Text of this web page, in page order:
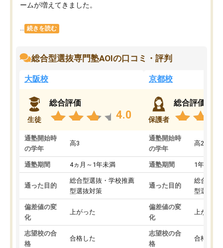
ームが増えてきました。
続きを読む
総合型選抜専門塾AOIの口コミ・評判
大阪校
生徒
総合評価
4.0
通塾開始時
の学年
高3
通塾期間 4ヵ月～1年未満
通った目的
総合型選抜・学校推薦
型選抜対策
偏差値の変
化
上がった
志望校の合
格
合格した
京都校
保護者
総合評価
通塾開始時
の学年
高2
通塾期間 1年以上
通った目的
総合型選
型選抜対
偏差値の変
化
上がった
志望校の合
格
合格した